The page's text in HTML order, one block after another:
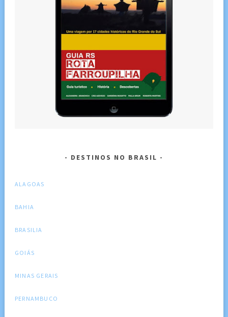
DESTINOS NO BRASIL
ALAGOAS
BAHIA
BRASILIA
GOIÁS
MINAS GERAIS
PERNAMBUCO